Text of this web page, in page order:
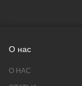
О нас
О НАС